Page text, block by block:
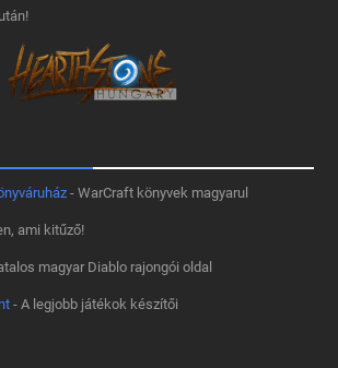
- WarCraft könyvek magyarul
ami kitűző!
magyar Diablo rajongói oldal
- A legjobb játékok készítői